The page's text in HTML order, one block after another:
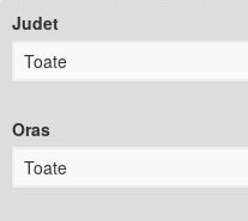
Judet
Oras